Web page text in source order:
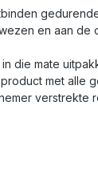
en aan de
die mate
met alle
verstrekte